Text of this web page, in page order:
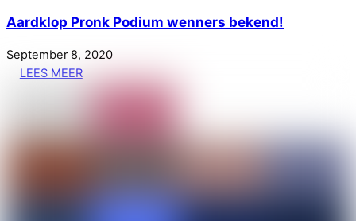
Aardklop Pronk Podium wenners bekend!
September 8, 2020
LEES MEER